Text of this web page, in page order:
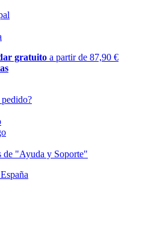
gratuito a partir de 87,90 €
de "Ayuda y Soporte"